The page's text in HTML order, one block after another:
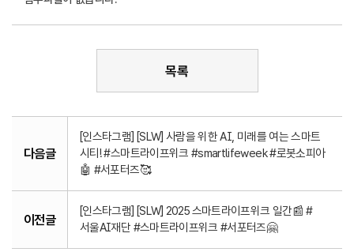
목록
다음글
[인스타그램] [SLW] 사람을 위한 AI, 미래를 여는 스마트
시티! #스마트라이프위크 #smartlifeweek #로봇소피아
🤖 #서포터즈🥰
이전글
[인스타그램] [SLW] 2025 스마트라이프위크 일간📰 #
서울AI재단 #스마트라이프위크 #서포터즈🤗